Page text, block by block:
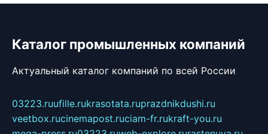
Каталог промышленных компаний
Актуальный каталог компаний по всей России
03223.ruufille.rukrasotata.ruprazdnikdushi.ru
veetbox.rucinemapost.ruciam-fr.rukraft-you.ru